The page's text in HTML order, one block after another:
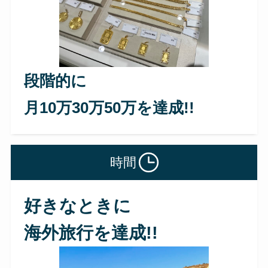
段階的に
月10万30万50万を達成!!
時間
好きなときに
海外旅行を達成!!